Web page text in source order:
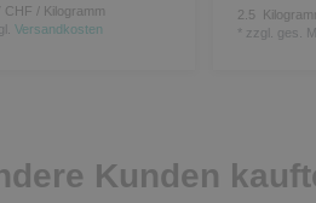
CHF / Kilogramm
Versandkosten
2.5
zzgl. ges.
Kunden